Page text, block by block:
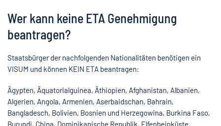
Wer kann keine ETA Genehmigung
beantragen?
Staatsbürger der nachfolgenden Nationalitäten benötigen ein
VISUM und können KEIN ETA beantragen:
Ägypten, Äquatorialguinea, Äthiopien, Afghanistan, Albanien,
Algerien, Angola, Armenien, Aserbaidschan, Bahrain,
Bangladesch, Bolivien, Bosnien und Herzegowina, Burkina Faso,
Burundi, China, Dominikanische Republik, Elfenbeinküste,